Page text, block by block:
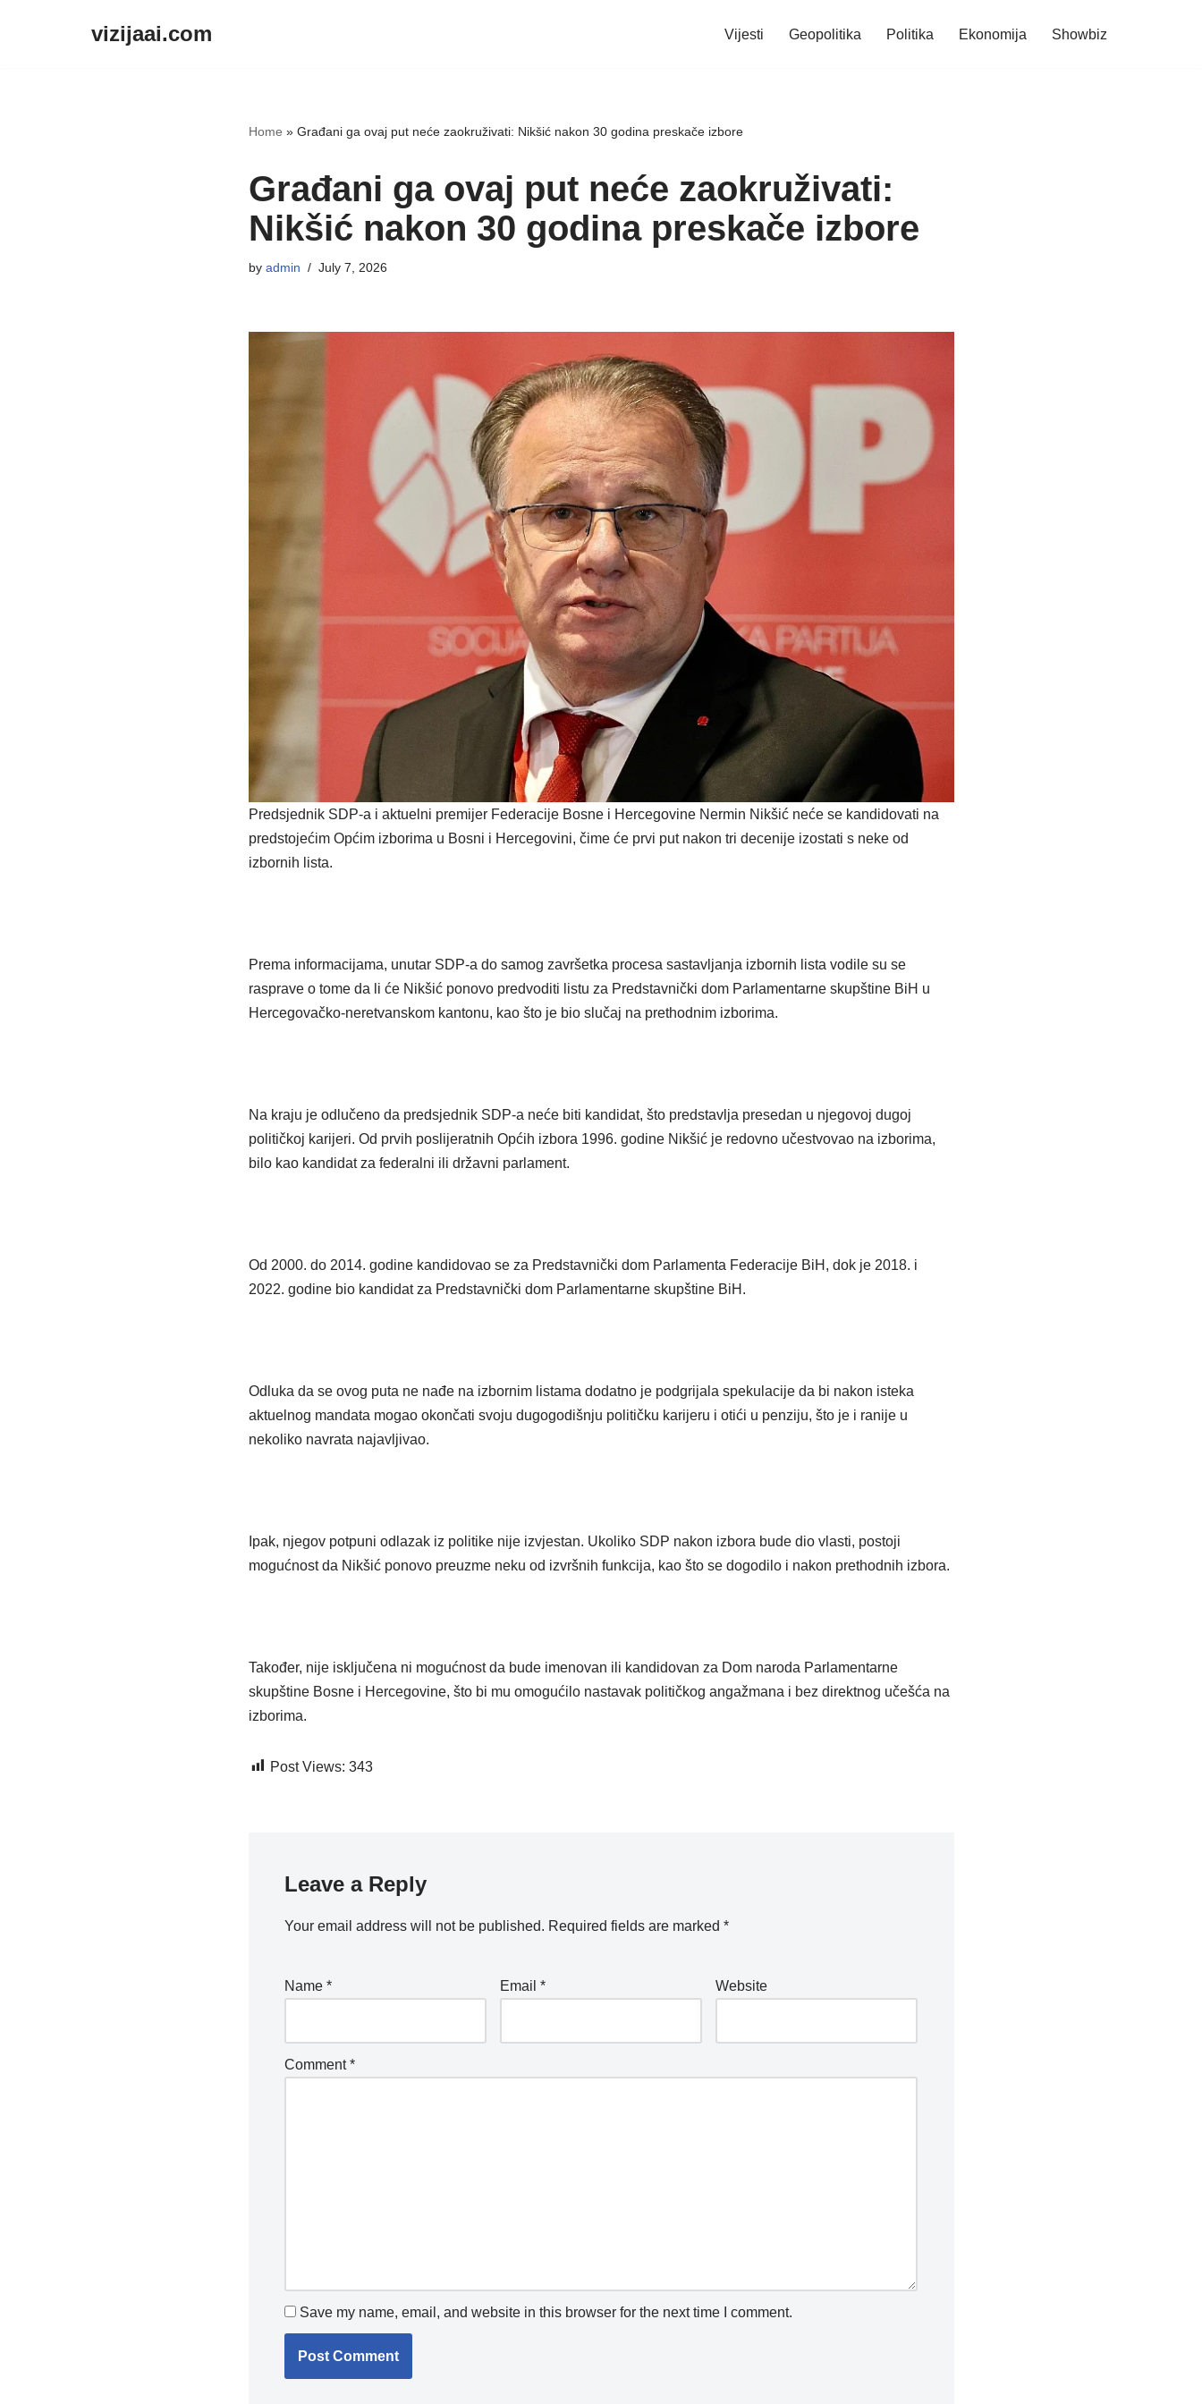
vizijaai.com Vijesti Geopolitika Politika Ekonomija Showbiz
Home » Građani ga ovaj put neće zaokruživati: Nikšić nakon 30 godina preskače izbore
Građani ga ovaj put neće zaokruživati:
Nikšić nakon 30 godina preskače izbore
by admin July 7, 2026
Predsjednik SDP-a i aktuelni premijer Federacije Bosne i Hercegovine Nermin Nikšić neće se kandidovati na
predstojećim Općim izborima u Bosni i Hercegovini, čime će prvi put nakon tri decenije izostati s neke od
izbornih lista.
Prema informacijama, unutar SDP-a do samog završetka procesa sastavljanja izbornih lista vodile su se
rasprave o tome da li će Nikšić ponovo predvoditi listu za Predstavnički dom Parlamentarne skupštine BiH u
Hercegovačko-neretvanskom kantonu, kao što je bio slučaj na prethodnim izborima.
Na kraju je odlučeno da predsjednik SDP-a neće biti kandidat, što predstavlja presedan u njegovoj dugoj
političkoj karijeri. Od prvih poslijeratnih Općih izbora 1996. godine Nikšić je redovno učestvovao na izborima,
bilo kao kandidat za federalni ili državni parlament.
Od 2000. do 2014. godine kandidovao se za Predstavnički dom Parlamenta Federacije BiH, dok je 2018. i
2022. godine bio kandidat za Predstavnički dom Parlamentarne skupštine BiH.
Odluka da se ovog puta ne nađe na izbornim listama dodatno je podgrijala spekulacije da bi nakon isteka
aktuelnog mandata mogao okončati svoju dugogodišnju političku karijeru i otići u penziju, što je i ranije u
nekoliko navrata najavljivao.
Ipak, njegov potpuni odlazak iz politike nije izvjestan. Ukoliko SDP nakon izbora bude dio vlasti, postoji
mogućnost da Nikšić ponovo preuzme neku od izvršnih funkcija, kao što se dogodilo i nakon prethodnih izbora.
Također, nije isključena ni mogućnost da bude imenovan ili kandidovan za Dom naroda Parlamentarne
skupštine Bosne i Hercegovine, što bi mu omogućilo nastavak političkog angažmana i bez direktnog učešća na
izborima.
Post Views: 343
Leave a Reply
Your email address will not be published. Required fields are marked *
Name * Email * Website
Comment*
Save my name, email, and website in this browser for the next time I comment.